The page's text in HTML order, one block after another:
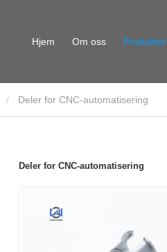
Hjem Om oss Produkter
Deler for CNC-automatisering
Deler for CNC-automatisering